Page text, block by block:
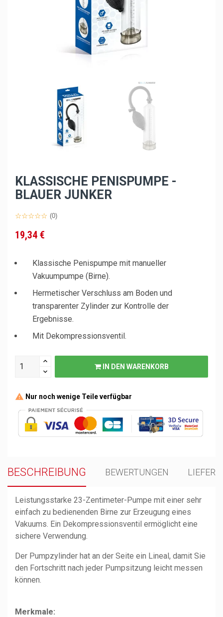
KLASSISCHE PENISPUMPE -
BLAUER JUNKER
(0)
19,34 €
Klassische Penispumpe mit manueller
Vakuumpumpe (Birne).
Hermetischer Verschluss am Boden und
transparenter Zylinder zur Kontrolle der
Ergebnisse.
Mit Dekompressionsventil.
IN DEN WARENKORB
Nur noch wenige Teile verfügbar
BESCHREIBUNG BEWERTUNGEN
Leistungsstarke 23-Zentimeter-Pumpe mit einer sehr
einfach zu bedienenden Birne zur Erzeugung eines
Vakuums. Ein Dekompressionsventil ermöglicht eine
sichere Verwendung.
Der Pumpzylinder hat an der Seite ein Lineal, damit Sie
den Fortschritt nach jeder Pumpsitzung leicht messen
können.
Merkmale: